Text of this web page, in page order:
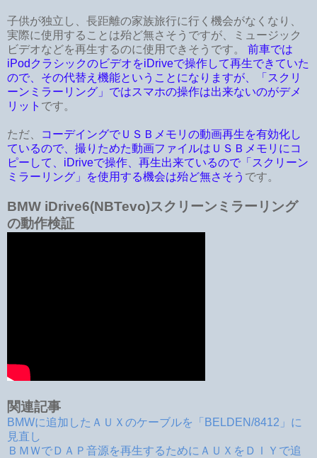
子供が独立し、長距離の家族旅行に行く機会がなくなり、
実際に使用することは殆ど無さそうですが、ミュージック
ビデオなどを再生するのに使用できそうです。 前車では
iPodクラシックのビデオをiDriveで操作して再生できていた
ので、その代替え機能ということになりますが、「スクリ
ーンミラーリング」ではスマホの操作は出来ないのがデメ
リット です。
ただ、
コーデイングでＵＳＢメモリの動画再生を有効化し
ているので、撮りためた動画ファイルはＵＳＢメモリにコ
ピーして、iDriveで操作、再生出来ているので「スクリーン
ミラーリング」を使用する機会は殆ど無さそう です。
BMW iDrive6(NBTevo)スクリーンミラーリング
の動作検証
関連記事
BMWに追加したＡＵＸのケーブルを「BELDEN/8412」に
見直し
ＢＭＷでＤＡＰ音源を再生するためにＡＵＸをＤＩＹで追